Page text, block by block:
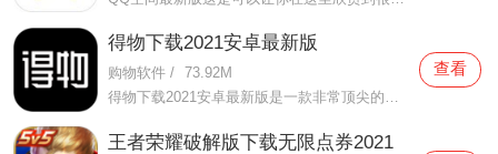
得物下载2021安卓最新版
购物软件 / 73.92M
得物下载2021安卓最新版是一款非常顶尖的潮流购物软件。在这款得物下载2021安卓最新版中拥有非常多当下潮流的时尚单品以及各种各样的球鞋，在这里为了让用户们在购买的时候可以放心，你所购买的每一件商品都会经过专业的鉴定，这里面汇聚了数百位专业的鉴定师会对你所购买的商
查看
王者荣耀破解版下载无限点券2021